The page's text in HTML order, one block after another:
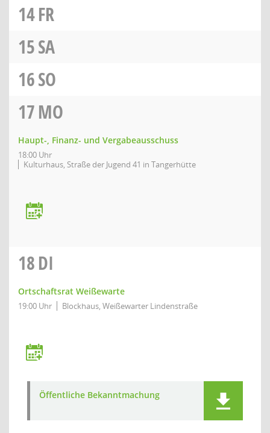
14FR
15SA
16SO
17MO
Haupt-, Finanz- und Vergabeausschuss
18:00 Uhr
Kulturhaus, Straße der Jugend 41 in Tangerhütte
18DI
Ortschaftsrat Weißewarte
19:00 Uhr Blockhaus, Weißewarter Lindenstraße
Öffentliche Bekanntmachung